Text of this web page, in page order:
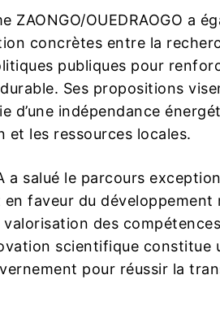
ZAONGO/OUEDRAOGO a
concrètes entre la
publiques pour
Ses propositions
d’une indépendance
et les ressources locales.
a salué le parcours
faveur du développement
des compétences
scientifique constitue
pour réussir la